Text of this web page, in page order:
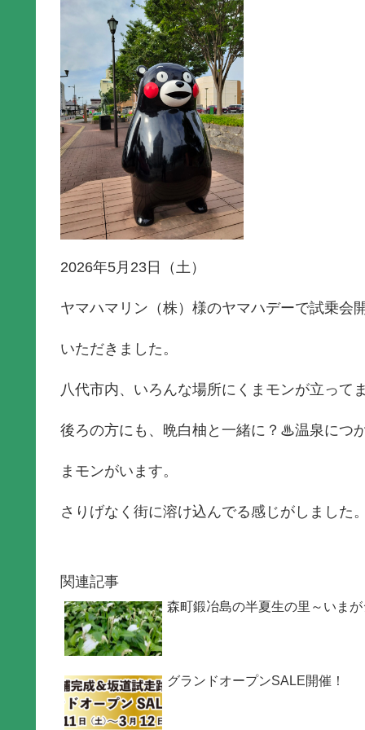
2026年5月23日（土）
ヤマハマリン（株）様のヤマハデーで試乗会
いただきました。
八代市内、いろんな場所にくまモンが立ってま
後ろの方にも、晩白柚と一緒に？♨温泉につ
まモンがいます。
さりげなく街に溶け込んでる感じがしました。
関連記事
森町鍛冶島の半夏生の里～いまが
グランドオープンSALE開催！